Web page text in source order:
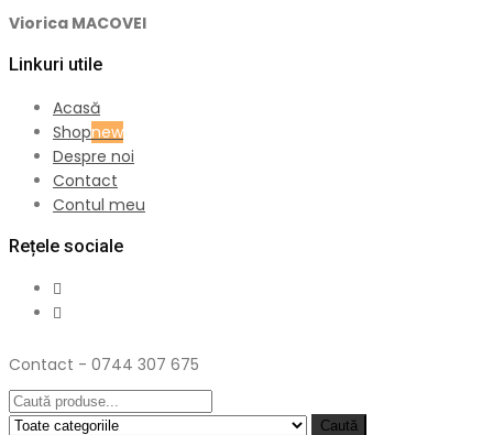
Viorica MACOVEI
Linkuri utile
Acasă
Shopnew
Despre noi
Contact
Contul meu
Rețele sociale
Contact - 0744 307 675
Caută